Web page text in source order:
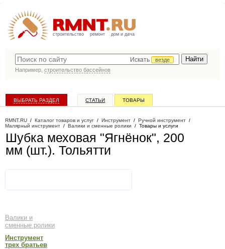
строительство ремонт дом и дача
Искать
везде
Например, строительство бассейнов
ВЫБРАТЬ РАЗДЕЛ СТАТЬИ ТОВАРЫ
RMNT.RU / Каталог товаров и услуг / Инструмент / Ручной инструмент /
Малярный инструмент / Валики и сменные ролики / Товары и услуги
Шубка меховая "Ягнёнок", 200
мм (шт.). Тольятти
Валики и
сменные ролики
Инструмент
трех братьев